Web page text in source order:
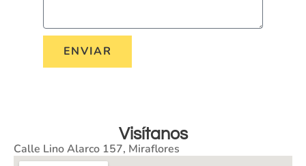
ENVIAR
Visítanos
Calle Lino Alarco 157, Miraflores